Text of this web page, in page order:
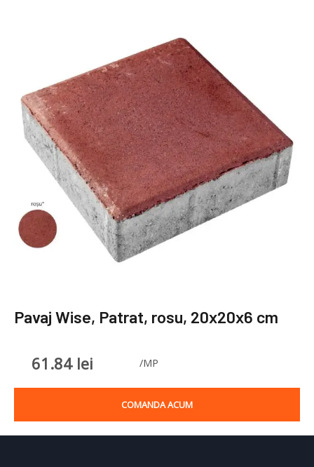
Pavaj Wise, Patrat, rosu, 20x20x6 cm
61.84 lei /MP
COMANDA ACUM